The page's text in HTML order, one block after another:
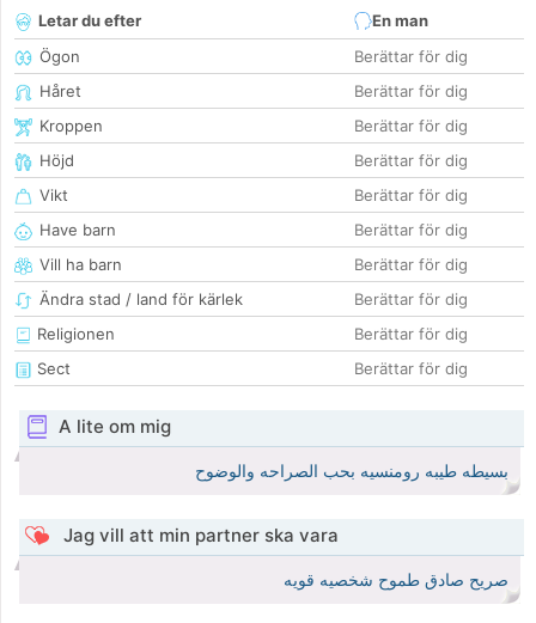
Letar du efter
En man
Ögon
Berättar för dig
Håret
Berättar för dig
Kroppen
Berättar för dig
Höjd
Berättar för dig
Vikt
Berättar för dig
Have barn
Berättar för dig
Vill ha barn
Berättar för dig
Ändra stad / land för kärlek
Berättar för dig
Religionen
Berättar för dig
Sect
Berättar för dig
A lite om mig
بسيطه طيبه رومنسيه بحب الصراحه والوضوح
Jag vill att min partner ska vara
صريح صادق طموح شخصيه قويه